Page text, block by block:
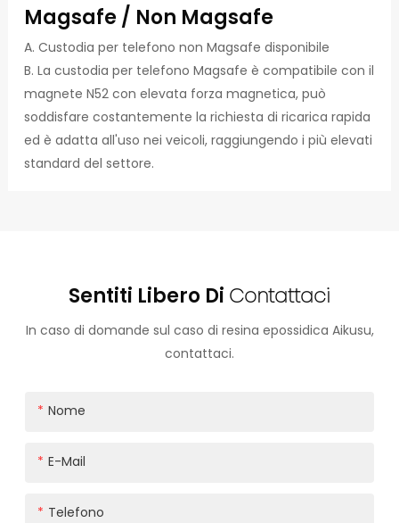
Magsafe / Non Magsafe
A. Custodia per telefono non Magsafe disponibile
B. La custodia per telefono Magsafe è compatibile con il
magnete N52 con elevata forza magnetica, può
soddisfare costantemente la richiesta di ricarica rapida
ed è adatta all'uso nei veicoli, raggiungendo i più elevati
standard del settore.
Sentiti Libero Di Contattaci
In caso di domande sul caso di resina epossidica Aikusu,
contattaci.
Nome
E-Mail
Telefono